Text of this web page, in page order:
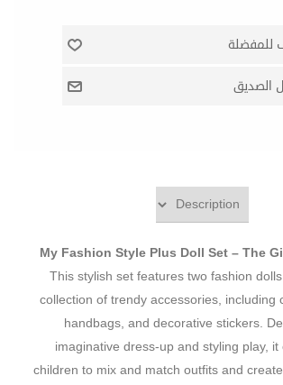
My Fashion Style Plus Doll Set – The
This stylish set features two fashion
collection of trendy accessories,
handbags, and decorative stickers.
imaginative dress-up and styling play,
children to mix and match outfits and